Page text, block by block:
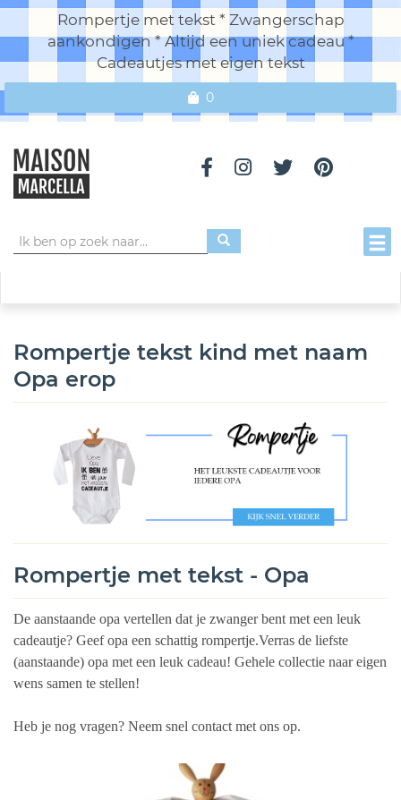
Rompertje met tekst * Zwangerschap
aankondigen * Altijd een uniek cadeau *
Cadeautjes met eigen tekst
0
Rompertje tekst kind met naam
Opa erop
Rompertje met tekst - Opa
De aanstaande opa vertellen dat je zwanger bent met een leuk
cadeautje? Geef opa een schattig rompertje.Verras de liefste
(aanstaande) opa met een leuk cadeau! Gehele collectie naar eigen
wens samen te stellen!
Heb je nog vragen? Neem snel contact met ons op.